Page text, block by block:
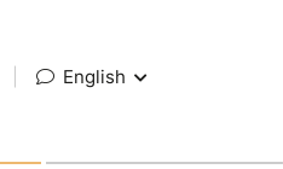
English